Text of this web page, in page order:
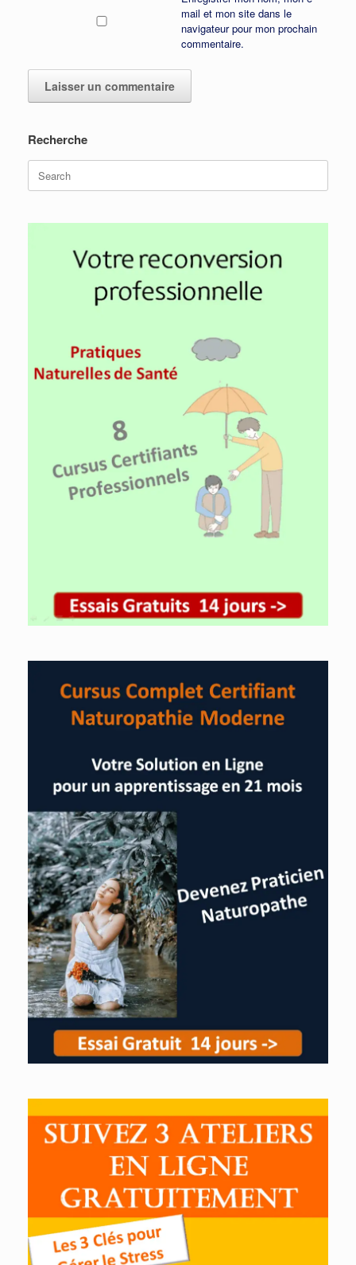
mail et mon site dans le
navigateur pour mon prochain
commentaire.
Recherche
Search
for: